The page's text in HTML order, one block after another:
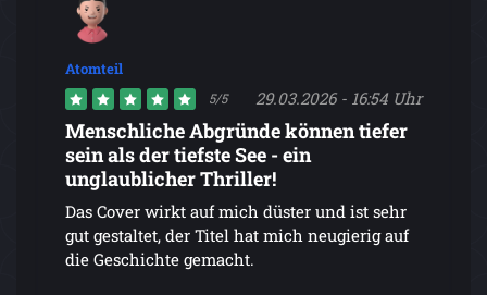
Atomteil
5/5 29.03.2026 - 16:54 Uhr
Menschliche Abgründe können tiefer
sein als der tiefste See - ein
unglaublicher Thriller!
Das Cover wirkt auf mich düster und ist sehr
gut gestaltet, der Titel hat mich neugierig auf
die Geschichte gemacht.